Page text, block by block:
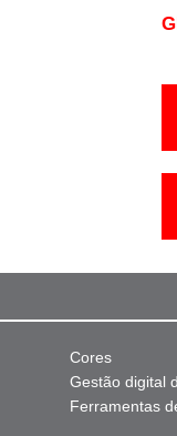
Cores
Gestão digital
Ferramentas